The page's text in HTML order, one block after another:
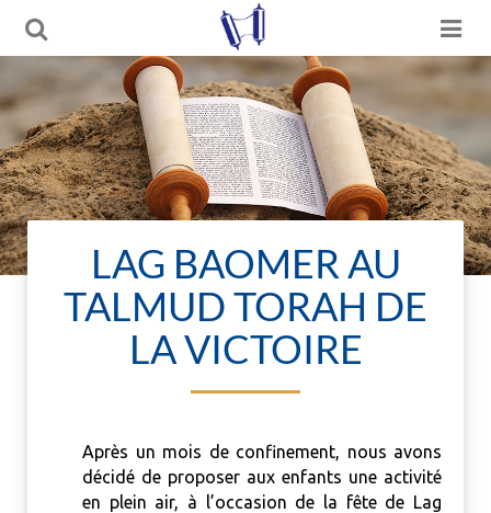
LAG BAOMER AU
TALMUD TORAH DE
LA VICTOIRE
Après un mois de confinement, nous avons
décidé de proposer aux enfants une activité
en plein air, à l’occasion de la fête de Lag